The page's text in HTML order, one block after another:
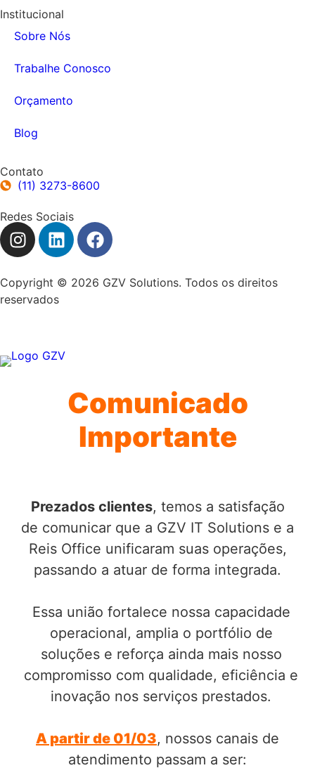
Institucional
Sobre Nós
Trabalhe Conosco
Orçamento
Blog
Contato
(11) 3273-8600
Redes Sociais
Copyright © 2026 GZV Solutions. Todos os direitos
reservados
Comunicado
Importante
Prezados clientes, temos a satisfação
de comunicar que a GZV IT Solutions e a
Reis Office unificaram suas operações,
passando a atuar de forma integrada.
Essa união fortalece nossa capacidade
operacional, amplia o portfólio de
soluções e reforça ainda mais nosso
compromisso com qualidade, eficiência e
inovação nos serviços prestados.
A partir de 01/03, nossos canais de
atendimento passam a ser: